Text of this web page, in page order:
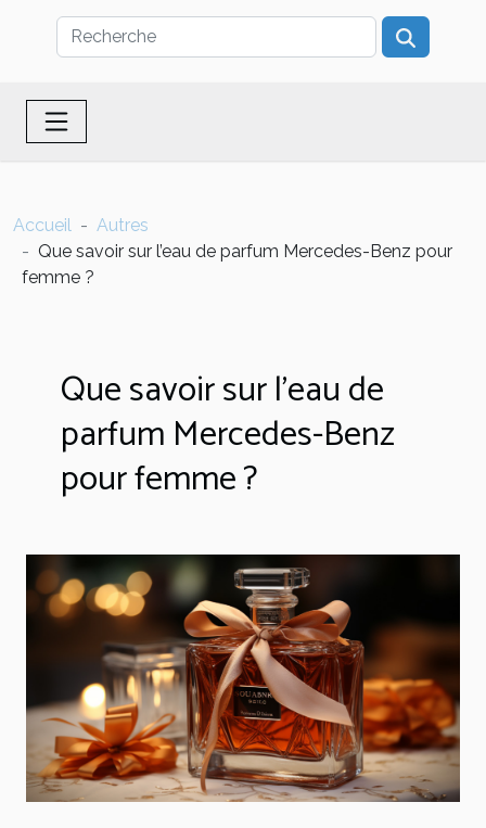
Accueil
Autres
Que savoir sur l’eau de parfum Mercedes-Benz pour
femme ?
Que savoir sur l’eau de
parfum Mercedes-Benz
pour femme ?